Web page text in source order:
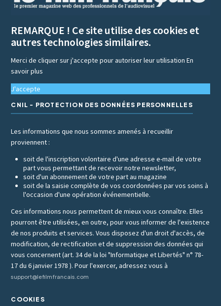
REMARQUE ! Ce site utilise des cookies et
autres technologies similaires.
Merci de cliquer sur j'accepte pour autoriser leur utilisationEn
savoir plus
J'accepte
CNIL - PROTECTION DES DONNÉES PERSONNELLES
Les informations que nous sommes amenés à recueillir
proviennent :
soit de l'inscription volontaire d'une adresse e-mail de votre
part vous permettant de recevoir notre newsletter,
soit d'un abonnement de votre part au magazine
soit de la saisie complète de vos coordonnées par vos soins à
l'occasion d'une opération événementielle.
Ces informations nous permettent de mieux vous connaître. Elles
pourront être utilisées, en outre, pour vous informer de l'existence
de nos produits et services. Vous disposez d'un droit d'accès, de
modification, de rectification et de suppression des données qui
vous concernent (art. 34 de la loi "Informatique et Libertés" n° 78-
17 du 6 janvier 1978 ). Pour l'exercer, adressez vous à
support@lefilmfrancais.com
COOKIES